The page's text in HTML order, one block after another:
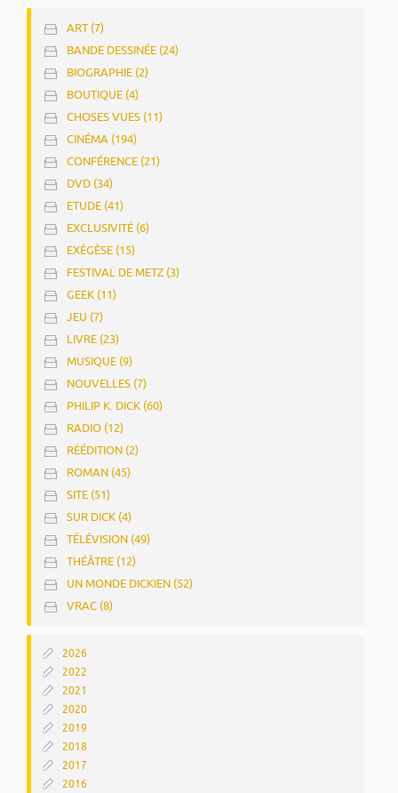
ART (7)
BANDE DESSINÉE (24)
BIOGRAPHIE (2)
BOUTIQUE (4)
CHOSES VUES (11)
CINÉMA (194)
CONFÉRENCE (21)
DVD (34)
ETUDE (41)
EXCLUSIVITÉ (6)
EXÉGÈSE (15)
FESTIVAL DE METZ (3)
GEEK (11)
JEU (7)
LIVRE (23)
MUSIQUE (9)
NOUVELLES (7)
PHILIP K. DICK (60)
RADIO (12)
RÉÉDITION (2)
ROMAN (45)
SITE (51)
SUR DICK (4)
TÉLÉVISION (49)
THÉÂTRE (12)
UN MONDE DICKIEN (52)
VRAC (8)
2026
2022
2021
2020
2019
2018
2017
2016